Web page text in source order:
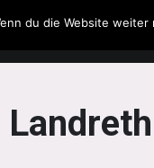
Filme &
Landreth
du die Website